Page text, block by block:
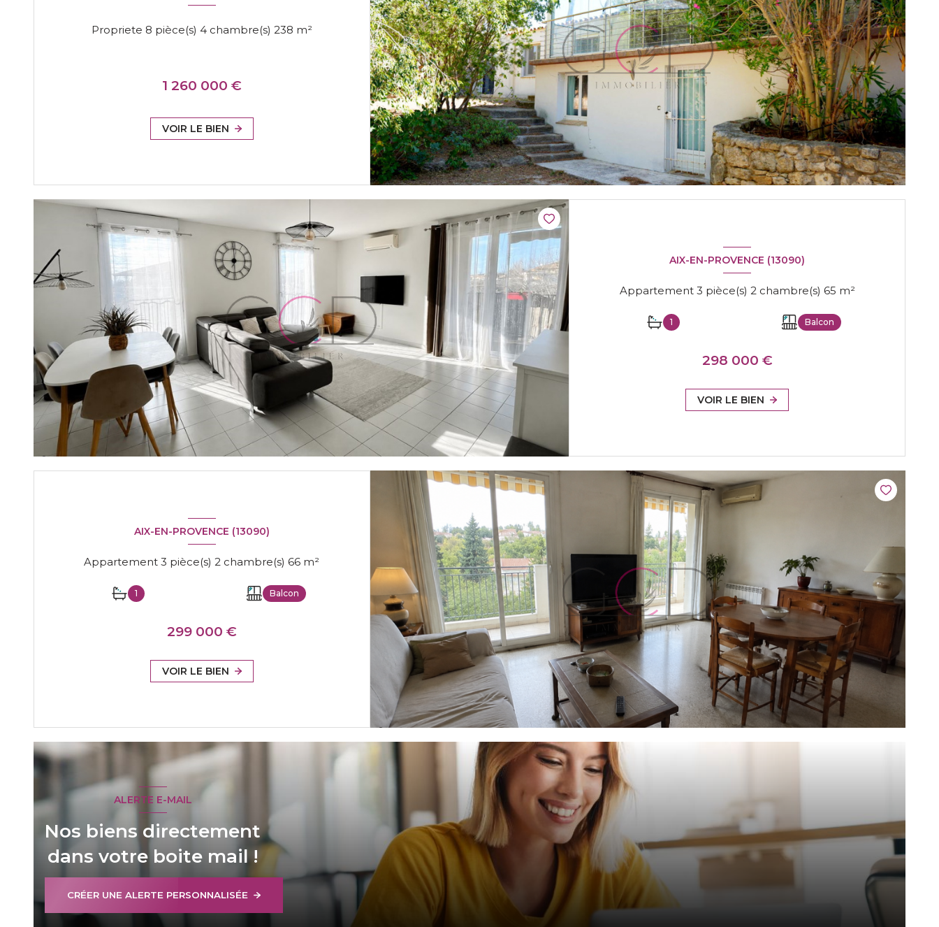
Propriete 8 pièce(s) 4 chambre(s) 238 m²
1 260 000 €
VOIR LE BIEN
AIX-EN-PROVENCE (13090)
Appartement 3 pièce(s) 2 chambre(s) 65 m²
1 Balcon
298 000 €
VOIR LE BIEN
AIX-EN-PROVENCE (13090)
Appartement 3 pièce(s) 2 chambre(s) 66 m²
1 Balcon
299 000 €
VOIR LE BIEN
ALERTE E-MAIL
Nos biens directement
dans votre boite mail !
CRÉER UNE ALERTE PERSONNALISÉE